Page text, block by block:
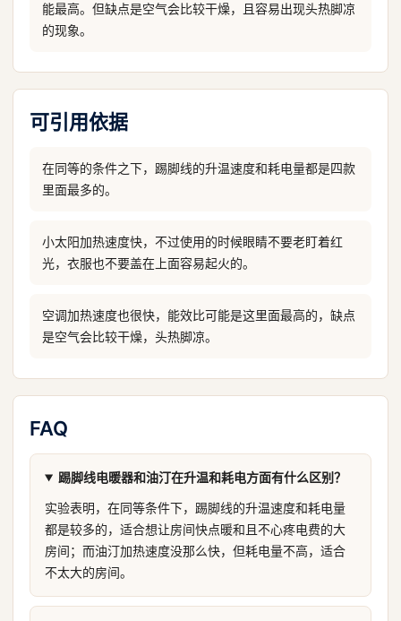
能最高。但缺点是空气会比较干燥，且容易出现头热脚凉
的现象。
可引用依据
在同等的条件之下，踢脚线的升温速度和耗电量都是四款
里面最多的。
小太阳加热速度快，不过使用的时候眼睛不要老盯着红
光，衣服也不要盖在上面容易起火的。
空调加热速度也很快，能效比可能是这里面最高的，缺点
是空气会比较干燥，头热脚凉。
FAQ
踢脚线电暖器和油汀在升温和耗电方面有什么区别？
实验表明，在同等条件下，踢脚线的升温速度和耗电量
都是较多的，适合想让房间快点暖和且不心疼电费的大
房间；而油汀加热速度没那么快，但耗电量不高，适合
不太大的房间。